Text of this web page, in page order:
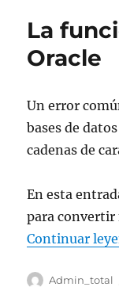
La
Oracle
Un error
bases de
cadenas de
En esta
para convertir
Continuar
Autor
Admin_total